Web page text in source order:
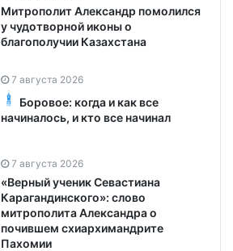
Митрополит Александр помолился
у чудотворной иконы о
благополучии Казахстана
7 августа 2026
Боровое: когда и как все
начиналось, и кто все начинал
7 августа 2026
«Верный ученик Севастиана
Карагандинского»: слово
митрополита Александра о
почившем схиархимандрите
Пахомии